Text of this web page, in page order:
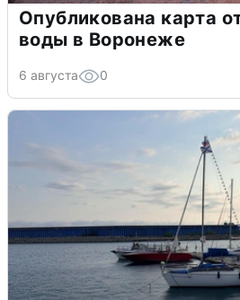
Опубликована карта
воды в Воронеже
6 августа 0